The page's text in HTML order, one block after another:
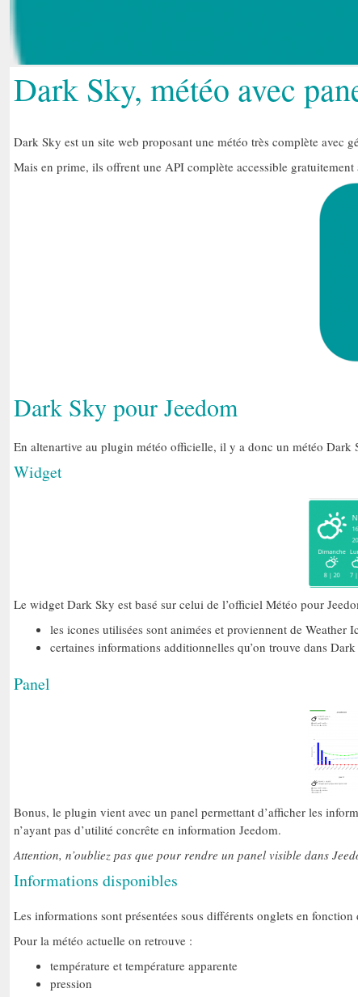
Dark Sky, météo avec
Dark Sky est un site web proposant une météo très complète avec
Mais en prime, ils offrent une API complète accessible
Dark Sky pour Jeedom
En altenartive au plugin météo officielle, il y a donc un météo Dark
Widget
Le widget Dark Sky est basé sur celui de l’officiel Météo pour
les icones utilisées sont animées et proviennent de
certaines informations additionnelles qu’on trouve dans
Panel
Bonus, le plugin vient avec un panel permettant d’afficher les
n’ayant pas d’utilité concrête en information Jeedom.
Attention, n’oubliez pas que pour rendre un panel visible dans
Informations disponibles
Les informations sont présentées sous différents onglets en
Pour la météo actuelle on retrouve :
température et température apparente
pression